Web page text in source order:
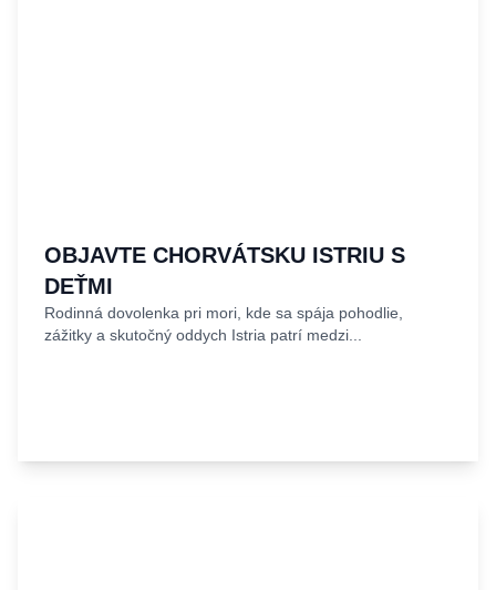
OBJAVTE CHORVÁTSKU ISTRIU S
DEŤMI
Rodinná dovolenka pri mori, kde sa spája pohodlie,
zážitky a skutočný oddych Istria patrí medzi...